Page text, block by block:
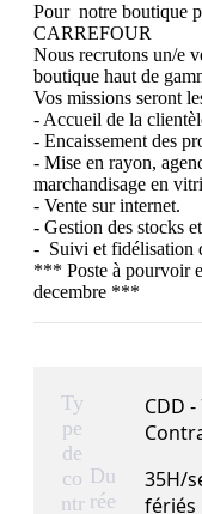
Pour  notre boutique
CARREFOUR
Nous recrutons un/e
boutique haut de
Vos missions seront
- Accueil de la
- Encaissement des
- Mise en rayon,
marchandisage en
- Vente sur internet.
- Gestion des stocks
-  Suivi et fidélisation
*** Poste à pourvoir
Ty
pe
de
co
ntr
CDD
Du
rée
35H/
fériés